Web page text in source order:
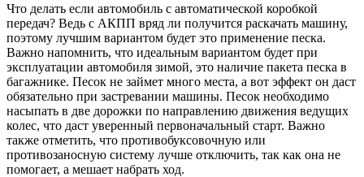
Что делать если автомобиль с автоматической коробкой
передач? Ведь с АКПП вряд ли получится раскачать машину,
поэтому лучшим вариантом будет это применение песка.
Важно напомнить, что идеальным вариантом будет при
эксплуатации автомобиля зимой, это наличие пакета песка в
багажнике. Песок не займет много места, а вот эффект он даст
обязательно при застревании машины. Песок необходимо
насыпать в две дорожки по направлению движения ведущих
колес, что даст уверенный первоначальный старт. Важно
также отметить, что противобуксовочную или
противозаносную систему лучше отключить, так как она не
помогает, а мешает набрать ход.